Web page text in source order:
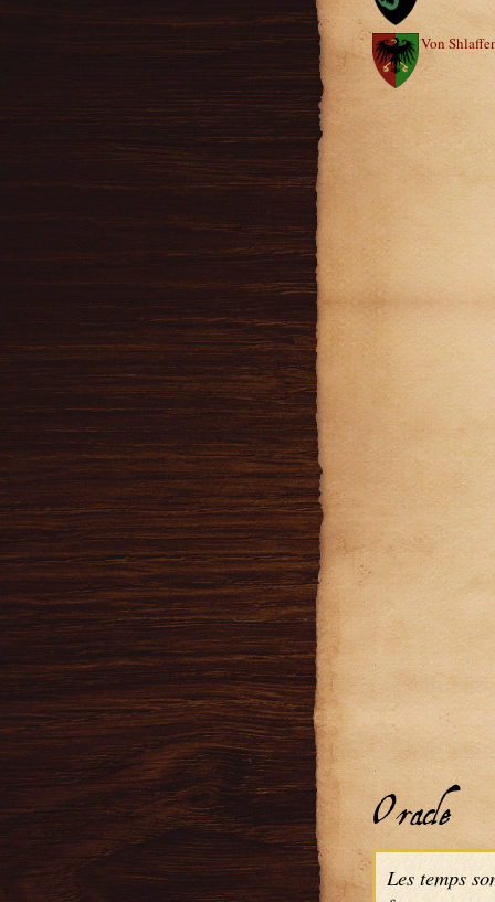
Von
Oracle
Les temps